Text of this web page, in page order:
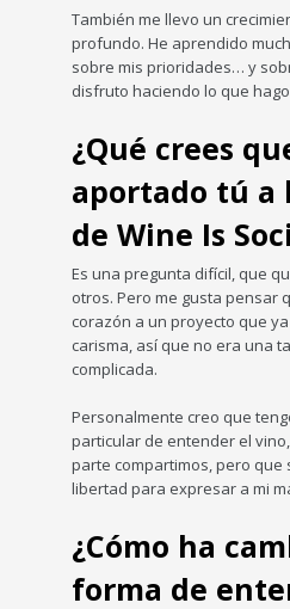
También me llevo un
profundo. He aprendido
sobre mis prioridades… y
disfruto haciendo lo que
¿Qué crees
aportado tú a
de Wine Is
Es una pregunta difícil, que
otros. Pero me gusta pensar
corazón a un proyecto que
carisma, así que no era una
complicada.
Personalmente creo que
particular de entender el
parte compartimos, pero que
libertad para expresar a mi
¿Cómo ha
forma de